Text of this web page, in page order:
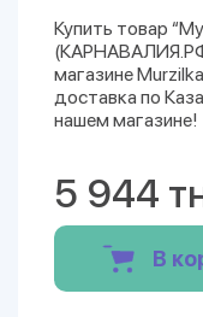
Купить товар
магазине
доставка по
нашем магазине!
5 944
В